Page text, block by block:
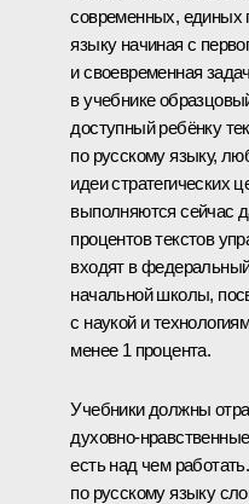
современных, единых
языку начиная с
и своевременная
в учебнике
доступный ребёнку
по русскому языку,
идеи стратегических
выполняются сейчас
процентов текстов
входят в
начальной школы,
с наукой и
менее 1 процента.
Учебники должны
духовно-
есть над чем
по русскому языку